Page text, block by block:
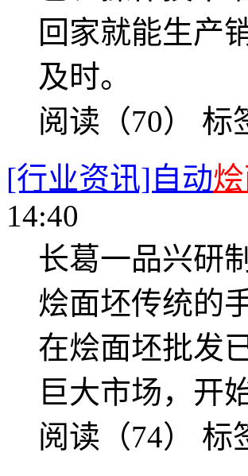
回家就能生产
及时。
阅读（70） 标
[行业资讯]自动
14:40
长葛一品兴研
烩面坯传统的
在烩面坯批发
巨大市场，开
阅读（74） 标